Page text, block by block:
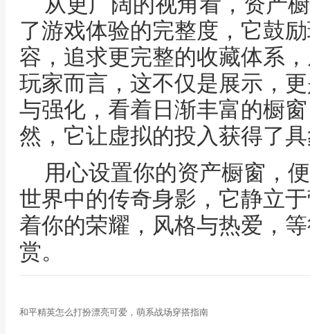
了游戏体验的完整度，它鼓
容，追求更完整的收藏体系
玩家而言，这不仅是展示，
与强化，看着日渐丰富的橱
然，它让虚拟的投入获得了
用心设置你的资产橱窗，
世界中的传奇身影，它静立
着你的荣耀，风格与热爱，
赏。
和平精英怎么打扮漂亮可爱，萌系战场穿搭指南